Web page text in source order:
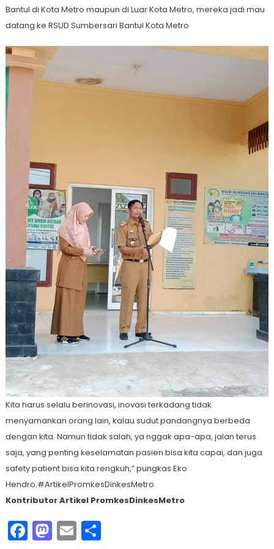
Bantul di Kota Metro maupun di Luar Kota Metro, mereka jadi mau
datang ke RSUD Sumbersari Bantul Kota Metro
Kita harus selalu berinovasi, inovasi terkadang tidak
menyamankan orang lain, kalau sudut pandangnya berbeda
dengan kita. Namun tidak salah, ya nggak apa-apa, jalan terus
saja, yang penting keselamatan pasien bisa kita capai, dan juga
safety patient bisa kita rengkuh,” pungkas Eko
Hendro.#ArtikelPromkesDinkesMetro
Kontributor Artikel PromkesDinkesMetro
Facebook
Mastodon
EmailShare